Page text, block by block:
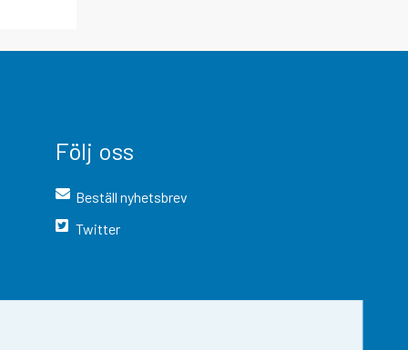
Följ oss
Beställ nyhetsbrev
Twitter